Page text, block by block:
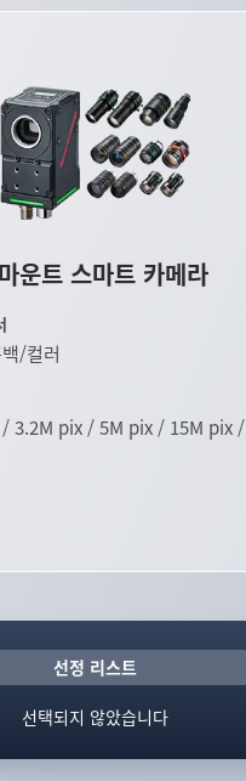
운트 스마트 카메라
/컬러
/ 3.2M pix / 5M pix / 15M pix /
선정 리스트
선택되지 않았습니다